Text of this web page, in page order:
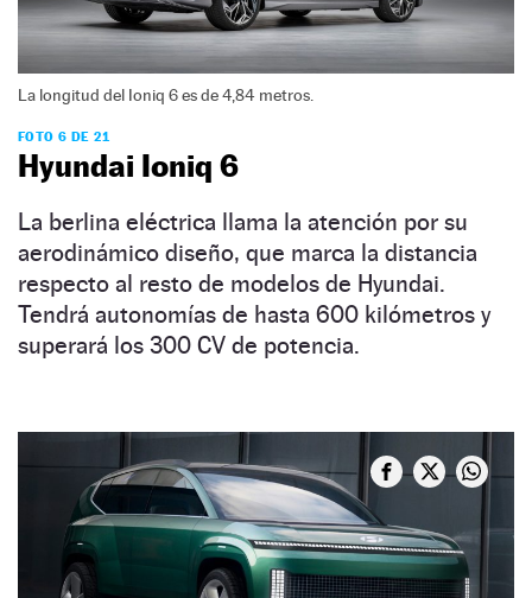
La longitud del Ioniq 6 es de 4,84 metros.
FOTO 6 DE 21
Hyundai Ioniq 6
La berlina eléctrica llama la atención por su
aerodinámico diseño, que marca la distancia
respecto al resto de modelos de Hyundai.
Tendrá autonomías de hasta 600 kilómetros y
superará los 300 CV de potencia.